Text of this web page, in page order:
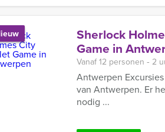
Sherlock
Game in
Vanaf 12 personen ‐ 2
Antwerpen
van Antwerpen. Er
nodig ...